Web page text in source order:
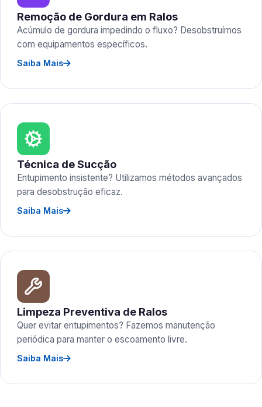
Remoção de Gordura em Ralos
Acúmulo de gordura impedindo o fluxo? Desobstruímos
com equipamentos específicos.
Saiba Mais
Técnica de Sucção
Entupimento insistente? Utilizamos métodos avançados
para desobstrução eficaz.
Saiba Mais
Limpeza Preventiva de Ralos
Quer evitar entupimentos? Fazemos manutenção
periódica para manter o escoamento livre.
Saiba Mais